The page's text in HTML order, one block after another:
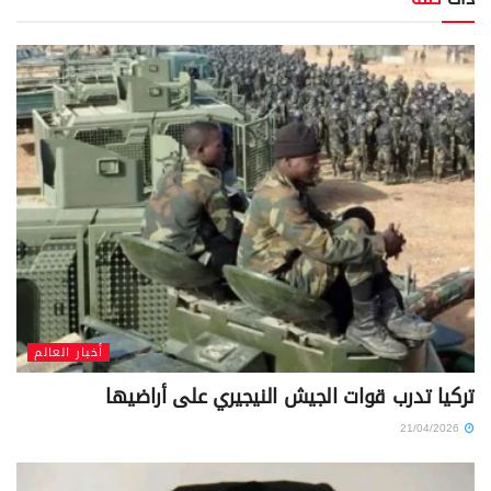
أخبار العالم
تركيا تدرب قوات الجيش النيجيري على أراضيها
21/04/2026